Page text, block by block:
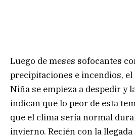
Luego de meses sofocantes
precipitaciones e incendios, el
Niña se empieza a despedir y
indican que lo peor de esta
que el clima sería normal
invierno. Recién con la